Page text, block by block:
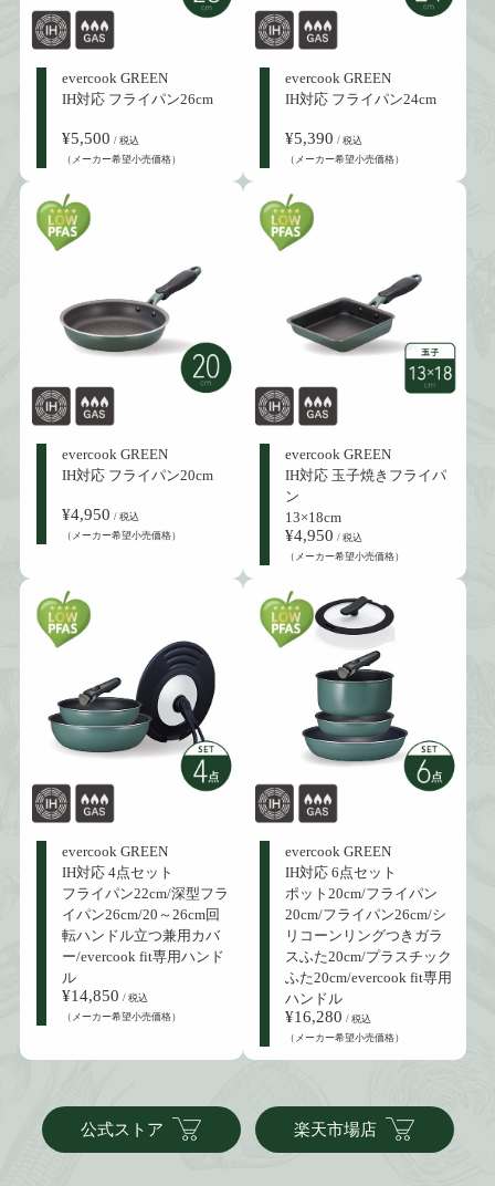
evercook GREEN
IH対応 フライパン26cm
¥5,500 / 税込
（メーカー希望小売価格）
evercook GREEN
IH対応 フライパン24cm
¥5,390 / 税込
（メーカー希望小売価格）
evercook GREEN
IH対応 フライパン20cm
¥4,950 / 税込
（メーカー希望小売価格）
evercook GREEN
IH対応 玉子焼きフライパ
ン
13×18cm
¥4,950 / 税込
（メーカー希望小売価格）
evercook GREEN
IH対応 4点セット
フライパン22cm/深型フラ
イパン26cm/20～26cm回
転ハンドル立つ兼用カバ
ー/evercook fit専用ハンド
ル
¥14,850 / 税込
（メーカー希望小売価格）
evercook GREEN
IH対応 6点セット
ポット20cm/フライパン
20cm/フライパン26cm/シ
リコーンリングつきガラ
スふた20cm/プラスチック
ふた20cm/evercook fit専用
ハンドル
¥16,280 / 税込
（メーカー希望小売価格）
公式ストア 楽天市場店